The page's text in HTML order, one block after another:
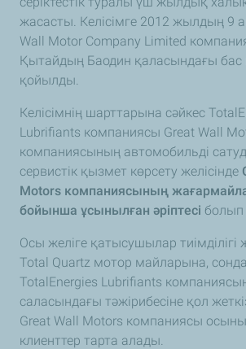
жасасты. Келісімге 2012 жылдың 9
Wall Motor Company Limited
Қытайдың Баодин қаласындағы бас
қойылды.
Келісімнің шарттарына сәйкес
Lubrifiants компаниясы Great Wall
компаниясының автомобильді
сервистік қызмет көрсету желісінде
Motors компаниясының
бойынша ұсынылған әріптесі болып
Осы желіге қатысушылар тиімділігі
Total Quartz мотор майларына,
TotalEnergies Lubrifiants
саласындағы тәжірибесіне қол
Great Wall Motors компаниясы
клиенттер тарта алады.